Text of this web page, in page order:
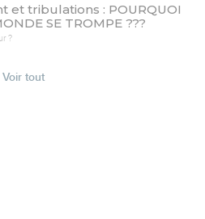
et tribulations : POURQUOI
SE TROMPE ???
?
Voir tout